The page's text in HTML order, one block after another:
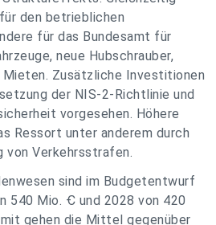
den betrieblichen
für das Bundesamt für
neue Hubschrauber,
Zusätzliche Investitionen
der NIS-2-Richtlinie und
vorgesehen. Höhere
Ressort unter anderem durch
von Verkehrsstrafen.
sind im Budgetentwurf
540 Mio. Ꞓ und 2028 von 420
gehen die Mittel gegenüber